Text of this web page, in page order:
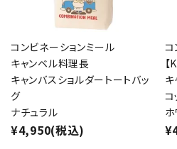
コンビネーションミール
キャンベル料理長
キャンバスショルダートートバッ
グ
ナチュラル
¥4,950(税込)
コ
【
コ
ホ